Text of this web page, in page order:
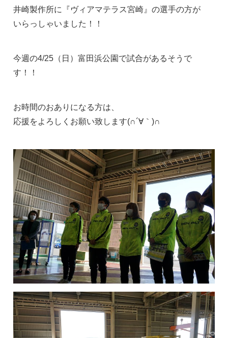
井崎製作所に『ヴィアマテラス宮崎』の選手の方が
いらっしゃいました！！
今週の4/25（日）富田浜公園で試合があるそうで
す！！
お時間のおありになる方は、
応援をよろしくお願い致します(∩´∀｀)∩